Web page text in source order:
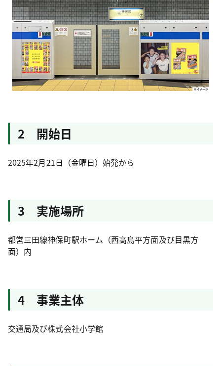
2 開始日
2025年2月21日（金曜日）始発から
3 実施場所
都営三田線神保町駅ホーム（西高島平方面及び目黒方
面）内
4 事業主体
交通局及び株式会社小学館